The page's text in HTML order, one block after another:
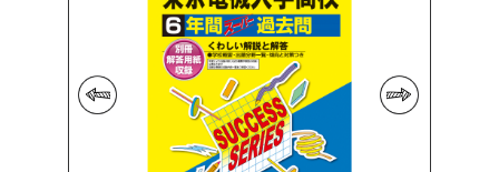
前の画像 次の画像